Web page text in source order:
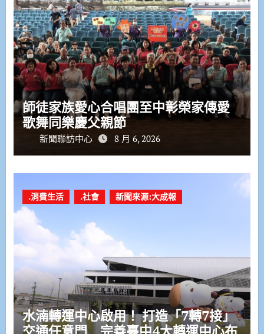
師徒家族愛心合唱團至中彰榮家傳愛
歌舞同樂慶父親節
新聞聯訪中心 8 月 6, 2026
.消費生活 .社會 新聞來源:大成報
水湳轉運中心啟用！ 打造「7轉7接」